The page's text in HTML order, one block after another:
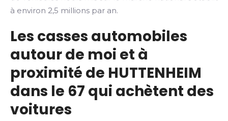
à environ 2,5 millions par an.
Les casses automobiles
autour de moi et à
proximité de HUTTENHEIM
dans le 67 qui achètent des
voitures